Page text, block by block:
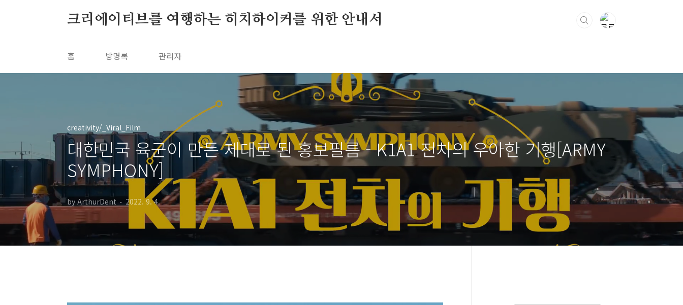
크리에이티브를 여행하는 히치하이커를 위한 안내서
홈 방명록 관리자
creativity/_Viral_Film
대한민국 육군이 만든 제대로 된 홍보필름 - K1A1 전차의 우아한 기행[ARMY
SYMPHONY]
by ArthurDent 2022. 9. 4.